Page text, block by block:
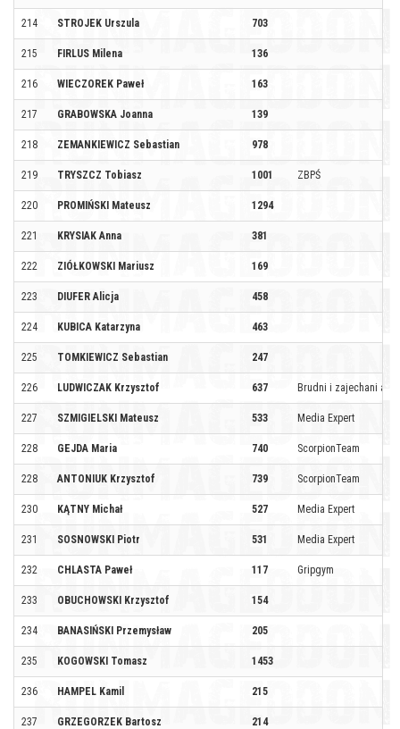
214 STROJEK Urszula 703
215 FIRLUS Milena 136
216 WIECZOREK Paweł 163
217 GRABOWSKA Joanna 139
218 ZEMANKIEWICZ Sebastian 978
219 TRYSZCZ Tobiasz 1001 ZBPŚ
220 PROMIŃSKI Mateusz 1294
221 KRYSIAK Anna 381
222 ZIÓŁKOWSKI Mariusz 169
223 DIUFER Alicja 458
224 KUBICA Katarzyna 463
225 TOMKIEWICZ Sebastian 247
226 LUDWICZAK Krzysztof 637 Brudni i zajechani ale
227 SZMIGIELSKI Mateusz 533 Media Expert
228 GEJDA Maria 740 ScorpionTeam
228 ANTONIUK Krzysztof 739 ScorpionTeam
230 KĄTNY Michał 527 Media Expert
231 SOSNOWSKI Piotr 531 Media Expert
232 CHLASTA Paweł 117 Gripgym
233 OBUCHOWSKI Krzysztof 154
234 BANASIŃSKI Przemysław 205
235 KOGOWSKI Tomasz 1453
236 HAMPEL Kamil 215
237 GRZEGORZEK Bartosz 214